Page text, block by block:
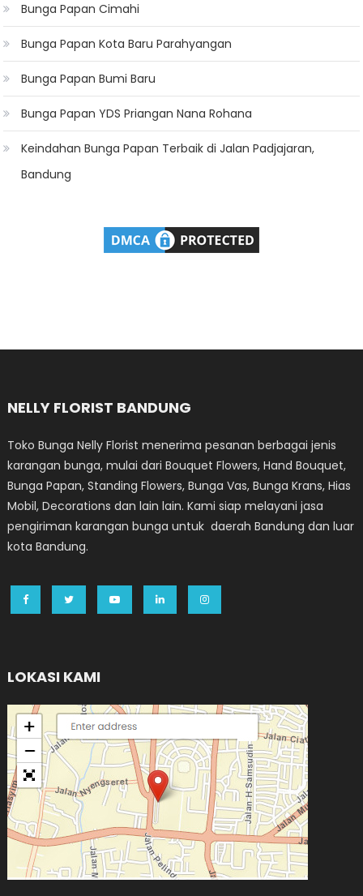
Bunga Papan Cimahi
Bunga Papan Kota Baru Parahyangan
Bunga Papan Bumi Baru
Bunga Papan YDS Priangan Nana Rohana
Keindahan Bunga Papan Terbaik di Jalan Padjajaran,
Bandung
NELLY FLORIST BANDUNG
Toko Bunga Nelly Florist menerima pesanan berbagai jenis
karangan bunga, mulai dari Bouquet Flowers, Hand Bouquet,
Bunga Papan, Standing Flowers, Bunga Vas, Bunga Krans, Hias
Mobil, Decorations dan lain lain. Kami siap melayani jasa
pengiriman karangan bunga untuk daerah Bandung dan luar
kota Bandung.
LOKASI KAMI